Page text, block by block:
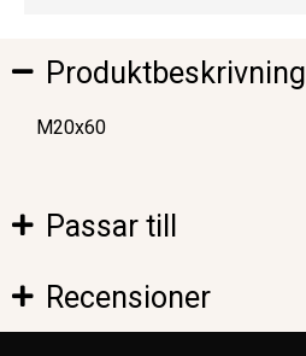
Produktbeskrivning
M20x60
Passar till
Recensioner